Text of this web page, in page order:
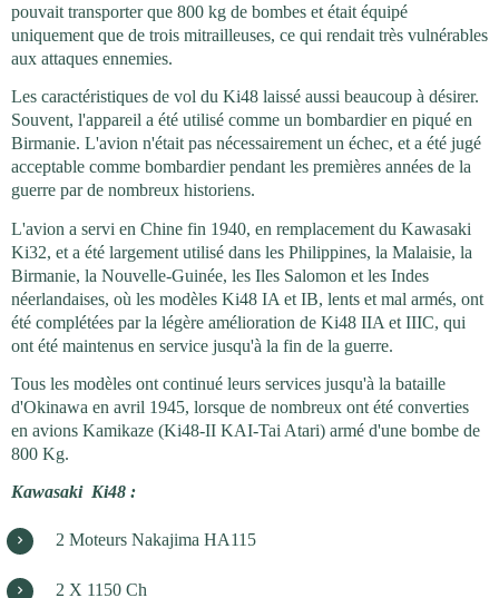
pouvait transporter que 800 kg de bombes et était équipé
uniquement que de trois mitrailleuses, ce qui rendait très vulnérables
aux attaques ennemies.
Les caractéristiques de vol du Ki48 laissé aussi beaucoup à désirer.
Souvent, l'appareil a été utilisé comme un bombardier en piqué en
Birmanie. L'avion n'était pas nécessairement un échec, et a été jugé
acceptable comme bombardier pendant les premières années de la
guerre par de nombreux historiens.
L'avion a servi en Chine fin 1940, en remplacement du Kawasaki
Ki32, et a été largement utilisé dans les Philippines, la Malaisie, la
Birmanie, la Nouvelle-Guinée, les Iles Salomon et les Indes
néerlandaises, où les modèles Ki48 IA et IB, lents et mal armés, ont
été complétées par la légère amélioration de Ki48 IIA et IIIC, qui
ont été maintenus en service jusqu'à la fin de la guerre.
Tous les modèles ont continué leurs services jusqu'à la bataille
d'Okinawa en avril 1945, lorsque de nombreux ont été converties
en avions Kamikaze (Ki48-II KAI-Tai Atari) armé d'une bombe de
800 Kg.
Kawasaki Ki48 :
2 Moteurs Nakajima HA115
2 X 1150 Ch